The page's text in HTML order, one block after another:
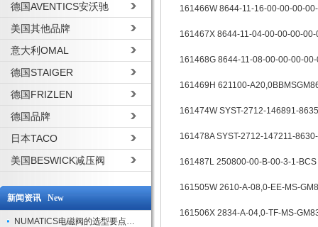
德国AVENTICS安沃驰
美国其他品牌
意大利OMAL
德国STAIGER
德国FRIZLEN
德国品牌
日本TACO
美国BESWICK减压阀
新闻资讯 New
NUMATICS电磁阀的选型要点与使用注意事项
161466W 8644-11-16-00-00-00-
161467X 8644-11-04-00-00-00-
161468G 8644-11-08-00-00-00-
161469H 621100-
161474W SYST-2712-146891-
161478A SYST-2712-147211-
161487L 250800-00-B-00-3-
161505W 2610-A-08,0-EE-MS-
161506X 2834-A-04,0-TF-MS-